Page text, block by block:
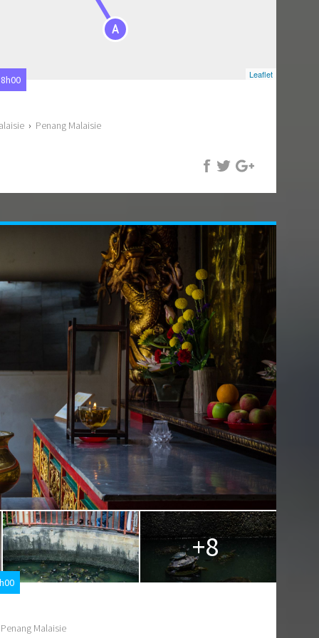
A
Leaflet
› Penang Malaisie
+8
Malaisie